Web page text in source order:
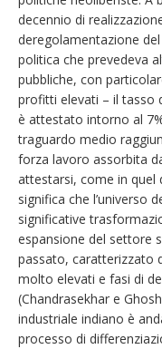
decennio di
deregolamentazione
politica che prevedeva
pubbliche, con
profitti elevati – il tasso
è attestato intorno al
traguardo medio
forza lavoro assorbita
attestarsi, come in quel
significa che l’universo
significative
espansione del settore
passato, caratterizzato
molto elevati e fasi di
(Chandrasekhar e
industriale indiano è
processo di